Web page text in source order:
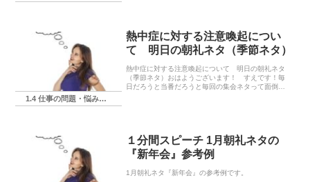
1.4 仕事の問題・悩み・相談
熱中症に対する注意喚起につい
て 明日の朝礼ネタ（季節ネタ）
熱中症に対する注意喚起について 明日の朝礼ネタ
（季節ネタ）おはようございます！ すえです！毎
日だろうと当番だろうと毎回の集会ネタって面倒で
１分間スピーチ 1月朝礼ネタの
『新年会』参考例
1月朝礼ネタ『新年会』の参考例です。